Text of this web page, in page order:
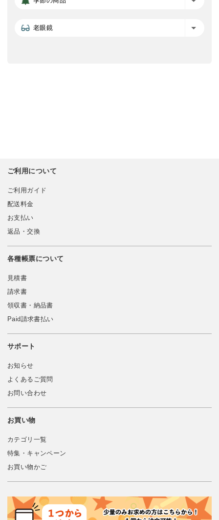
老眼鏡
ご利用について
ご利用ガイド
配送料金
お支払い
返品・交換
各種帳票について
見積書
請求書
領収書・納品書
Paid請求書払い
サポート
お知らせ
よくあるご質問
お問い合わせ
お買い物
カテゴリ一覧
特集・キャンペーン
お買い物かご